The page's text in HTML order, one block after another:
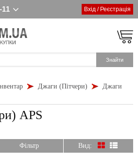
11 Вхід / Реєстрація
Джаги (Пітчери)
Джаги
APS
Фільтр Вид: